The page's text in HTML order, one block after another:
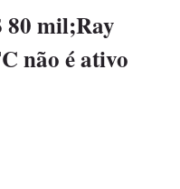
80 mil;Ray
não é ativo